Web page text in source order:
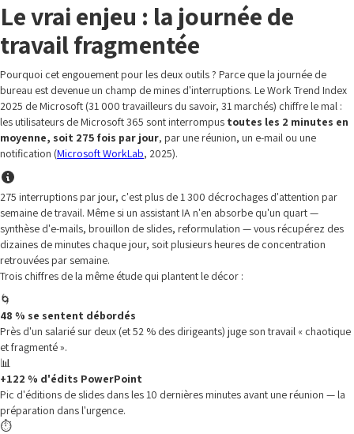
Le vrai enjeu : la journée de
travail fragmentée
Pourquoi cet engouement pour les deux outils ? Parce que la journée de
bureau est devenue un champ de mines d'interruptions. Le Work Trend Index
2025 de Microsoft (31 000 travailleurs du savoir, 31 marchés) chiffre le mal :
les utilisateurs de Microsoft 365 sont interrompus toutes les 2 minutes en
moyenne, soit 275 fois par jour, par une réunion, un e-mail ou une
notification (Microsoft WorkLab, 2025).
275 interruptions par jour, c'est plus de 1 300 décrochages d'attention par
semaine de travail. Même si un assistant IA n'en absorbe qu'un quart —
synthèse d'e-mails, brouillon de slides, reformulation — vous récupérez des
dizaines de minutes chaque jour, soit plusieurs heures de concentration
retrouvées par semaine.
Trois chiffres de la même étude qui plantent le décor :
🌀
48 % se sentent débordés
Près d'un salarié sur deux (et 52 % des dirigeants) juge son travail « chaotique
et fragmenté ».
📊
+122 % d'édits PowerPoint
Pic d'éditions de slides dans les 10 dernières minutes avant une réunion — la
préparation dans l'urgence.
⏱️